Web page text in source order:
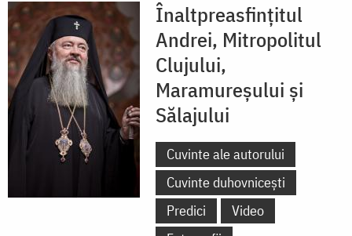
Înaltpreasfințitul
Andrei, Mitropolitul
Clujului,
Maramureșului și
Sălajului
Cuvinte ale autorului
Cuvinte duhovnicești
Predici
Video